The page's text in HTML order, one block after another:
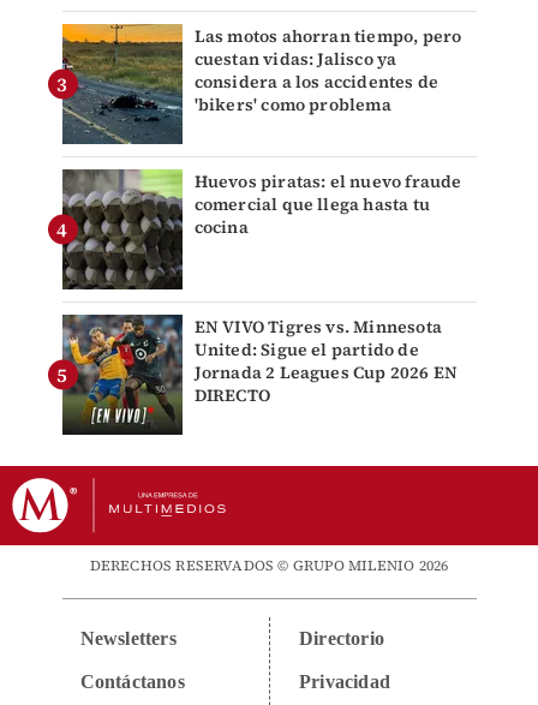
Las motos ahorran tiempo, pero
cuestan vidas: Jalisco ya
considera a los accidentes de
'bikers' como problema
Huevos piratas: el nuevo fraude
comercial que llega hasta tu
cocina
EN VIVO Tigres vs. Minnesota
United: Sigue el partido de
Jornada 2 Leagues Cup 2026 EN
DIRECTO
DERECHOS RESERVADOS © GRUPO MILENIO 2026
Newsletters
Contáctanos
Directorio
Privacidad